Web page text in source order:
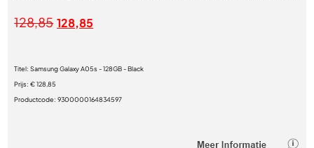
128,85 128,85
Titel:Samsung Galaxy A05s - 128GB - Black
Prijs:€ 128,85
Productcode:9300000164834597